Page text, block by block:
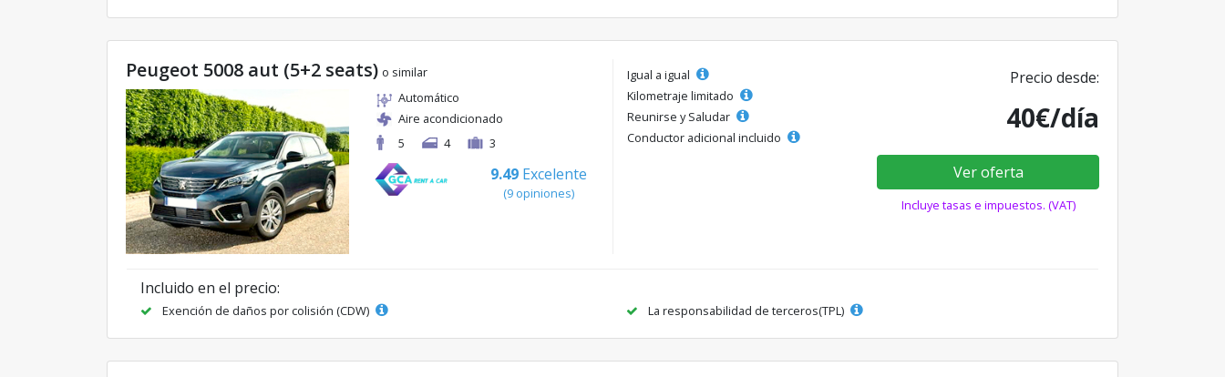
Peugeot 5008 aut (5+2 seats) o similar
Automático
Aire acondicionado
5
4 3
9.49 Excelente
(9 opiniones)
Igual a igual
Kilometraje limitado
Reunirse y Saludar
Conductor adicional incluido
Precio desde:
40€/día
Ver oferta
Incluye tasas e impuestos. (VAT)
Incluido en el precio:
Exención de daños por colisión (CDW) La responsabilidad de terceros(TPL)